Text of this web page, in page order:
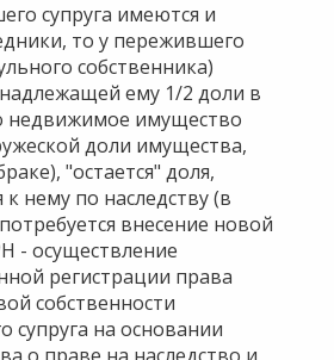
супруга имеются и
то у пережившего
собственника)
ему 1/2 доли в
недвижимое имущество
доли имущества,
"остается" доля,
нему по наследству (в
внесение новой
- осуществление
регистрации права
собственности
супруга на основании